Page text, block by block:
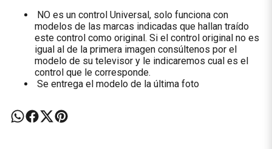
NO es un control Universal, solo funciona con
modelos de las marcas indicadas que hallan traído
este control como original. Si el control original no es
igual al de la primera imagen consúltenos por el
modelo de su televisor y le indicaremos cual es el
control que le corresponde.
Se entrega el modelo de la última foto